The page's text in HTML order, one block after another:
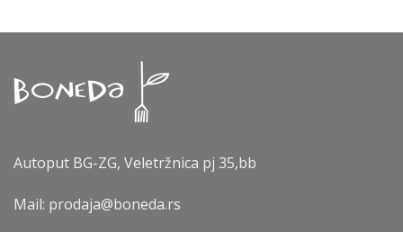
Autoput BG-ZG, Veletržnica pj 35,bb
Mail: prodaja@boneda.rs